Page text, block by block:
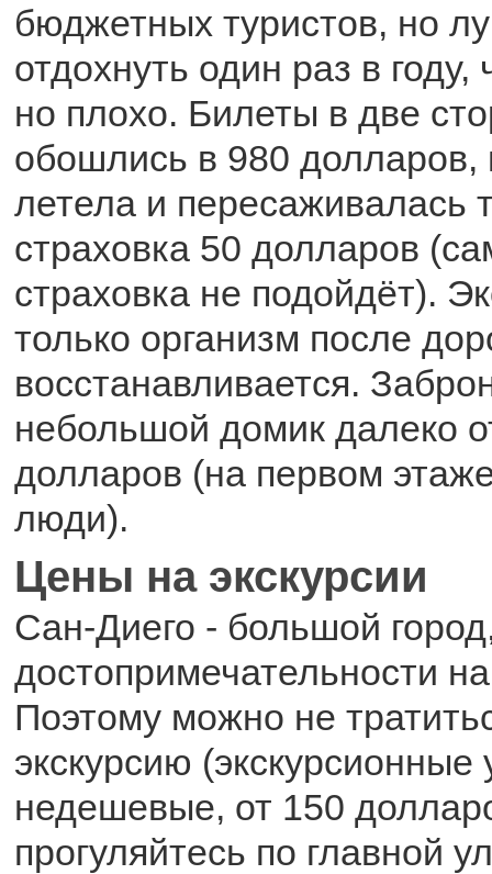
бюджетных туристов, но
отдохнуть один раз в
но плохо. Билеты в две
обошлись в 980 долларов,
летела и пересаживалась
страховка 50 долларов
страховка не подойдёт).
только организм после
восстанавливается.
небольшой домик далеко
долларов (на первом
люди).
Цены на экскурсии
Сан-Диего - большой
достопримечательности
Поэтому можно не
экскурсию (экскурсионные
недешевые, от 150
прогуляйтесь по главной